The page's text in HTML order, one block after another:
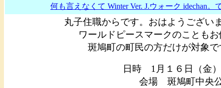
何も言えなくて Winter Ver. J.ウォーク idechan。
丸子住職からです。おはようござい
ワールドピースマークのこと
斑鳩町の町民の方だけが対象
日時 1月１６日（金
会場 斑鳩町中央